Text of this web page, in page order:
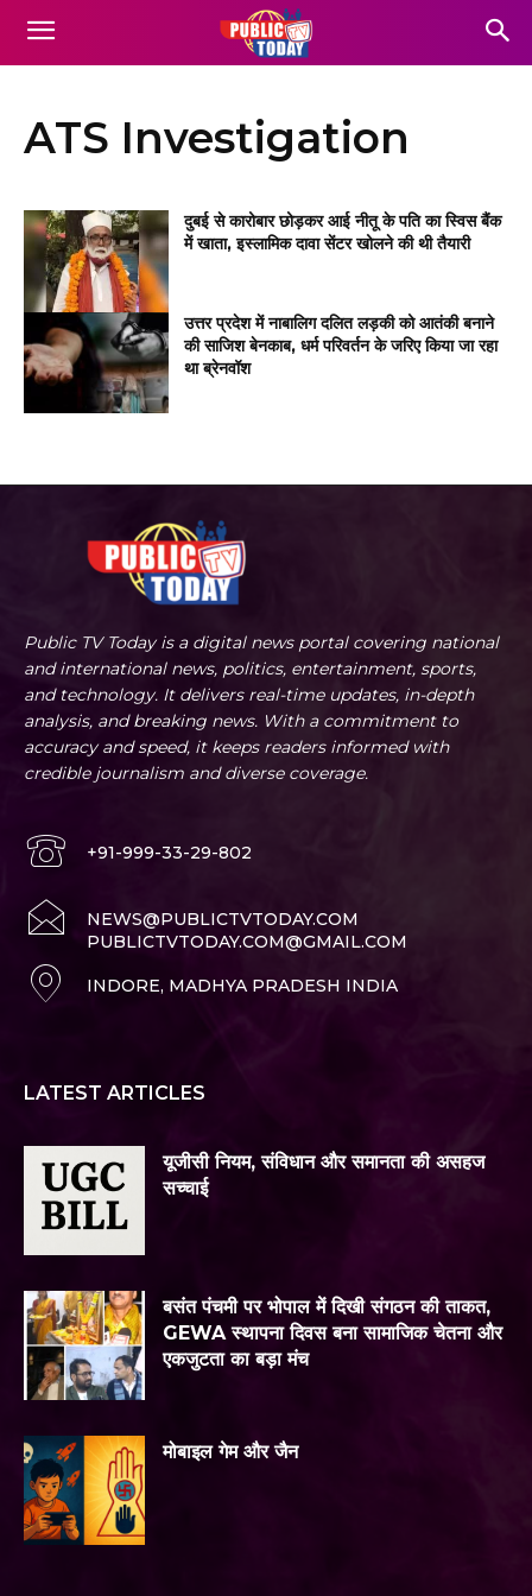
ATS Investigation
दुबई से कारोबार छोड़कर आई नीतू के पति का स्विस बैंक
में खाता, इस्लामिक दावा सेंटर खोलने की थी तैयारी
उत्तर प्रदेश में नाबालिग दलित लड़की को आतंकी बनाने
की साजिश बेनकाब, धर्म परिवर्तन के जरिए किया जा रहा
था ब्रेनवॉश
Public TV Today is a digital news portal covering national
and international news, politics, entertainment, sports,
and technology. It delivers real-time updates, in-depth
analysis, and breaking news. With a commitment to
accuracy and speed, it keeps readers informed with
credible journalism and diverse coverage.
+91-999-33-29-802
NEWS@PUBLICTVTODAY.COM
PUBLICTVTODAY.COM@GMAIL.COM
INDORE, MADHYA PRADESH INDIA
LATEST ARTICLES
यूजीसी नियम, संविधान और समानता की असहज
सच्चाई
बसंत पंचमी पर भोपाल में दिखी संगठन की ताकत,
GEWA स्थापना दिवस बना सामाजिक चेतना और
एकजुटता का बड़ा मंच
मोबाइल गेम और जैन